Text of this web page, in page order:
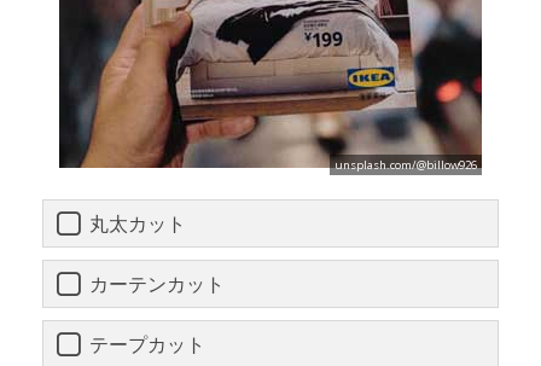
unsplash.com/@billow926
丸太カット
カーテンカット
テープカット